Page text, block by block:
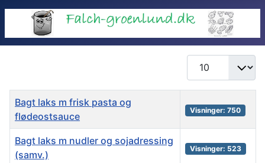
Vis #
Titel Visninger
Bagt laks m frisk pasta og
flødeostsauce
Visninger: 750
Bagt laks m nudler og sojadressing
(samv.)
Visninger: 523